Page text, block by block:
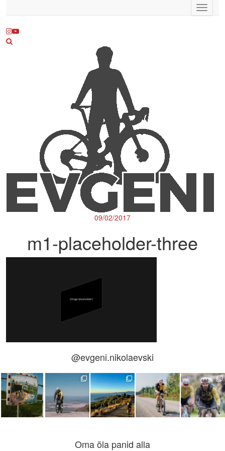
Toggle
09/02/2017
m1-placeholder-three
@evgeni.nikolaevski
Oma õla panid alla